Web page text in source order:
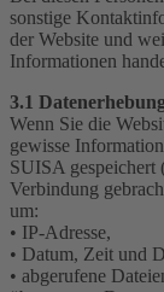
sonstige
der Website und
Informationen
3.1
Wenn Sie die
gewisse
SUISA gespeichert
Verbindung
um:
• IP-Adresse,
• Datum, Zeit und
• abgerufene